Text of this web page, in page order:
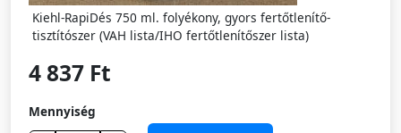
Kiehl-RapiDés 750 ml. folyékony, gyors fertőtlenítő-
tisztítószer (VAH lista/IHO fertőtlenítőszer lista)
4 837 Ft
Mennyiség